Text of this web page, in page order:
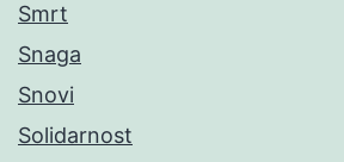
Smrt
Snaga
Snovi
Solidarnost